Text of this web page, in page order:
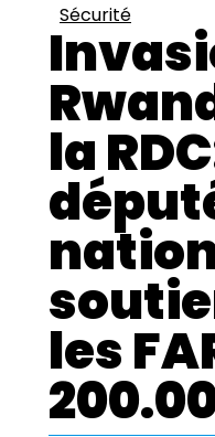
Sécurité
la
les